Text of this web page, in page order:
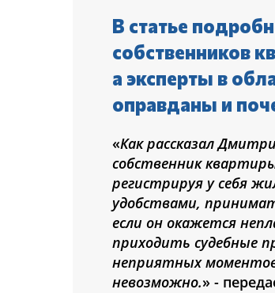
В статье
собственников
а эксперты в
оправданы и
«Как рассказал
собственник
регистрируя у себя
удобствами,
если он окажется
приходить судебные
неприятных
невозможно.» -